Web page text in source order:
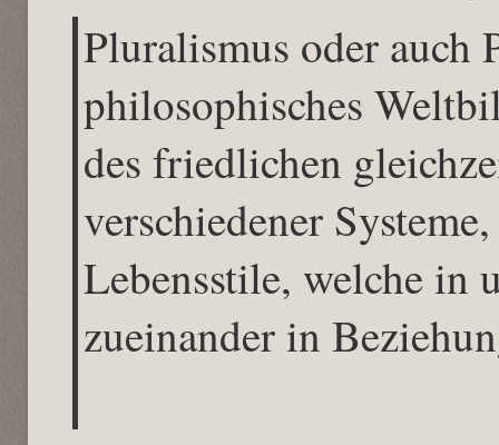
Pluralismus oder auch
philosophisches
des friedlichen
verschiedener
Lebensstile, welche in
zueinander in